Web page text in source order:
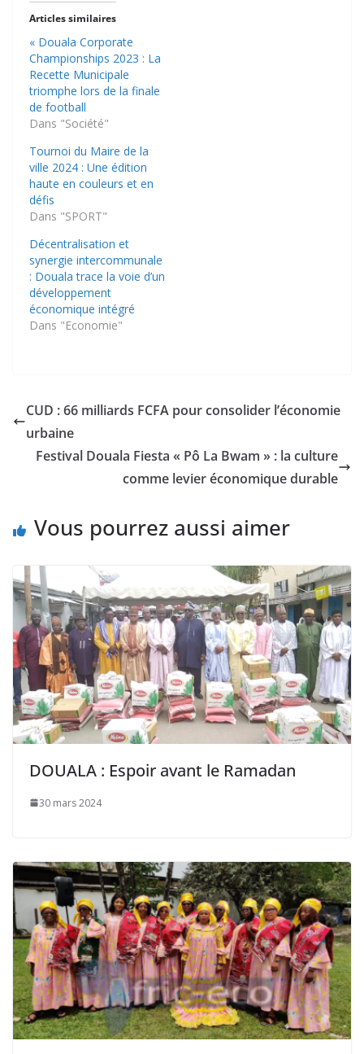
Articles similaires
« Douala Corporate
Championships 2023 : La
Recette Municipale
triomphe lors de la finale
de football
Dans "Société"
Tournoi du Maire de la
ville 2024 : Une édition
haute en couleurs et en
défis
Dans "SPORT"
Décentralisation et
synergie intercommunale
: Douala trace la voie d’un
développement
économique intégré
Dans "Economie"
CUD : 66 milliards FCFA pour consolider l’économie
urbaine
Festival Douala Fiesta « Pô La Bwam » : la culture
comme levier économique durable
Vous pourrez aussi aimer
DOUALA : Espoir avant le Ramadan
30 mars 2024